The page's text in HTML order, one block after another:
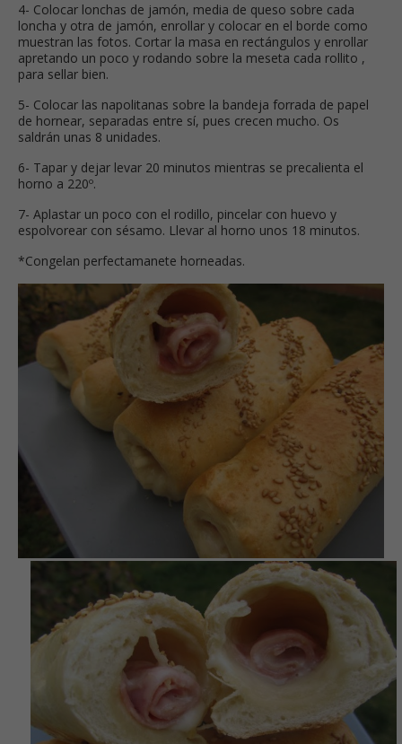
4- Colocar lonchas de jamón, media de queso sobre cada
loncha y otra de jamón, enrollar y colocar en el borde como
muestran las fotos. Cortar la masa en rectángulos y enrollar
apretando un poco y rodando sobre la meseta cada rollito ,
para sellar bien.
5- Colocar las napolitanas sobre la bandeja forrada de papel
de hornear, separadas entre sí, pues crecen mucho. Os
saldrán unas 8 unidades.
6- Tapar y dejar levar 20 minutos mientras se precalienta el
horno a 220º.
7- Aplastar un poco con el rodillo, pincelar con huevo y
espolvorear con sésamo. Llevar al horno unos 18 minutos.
*Congelan perfectamanete horneadas.